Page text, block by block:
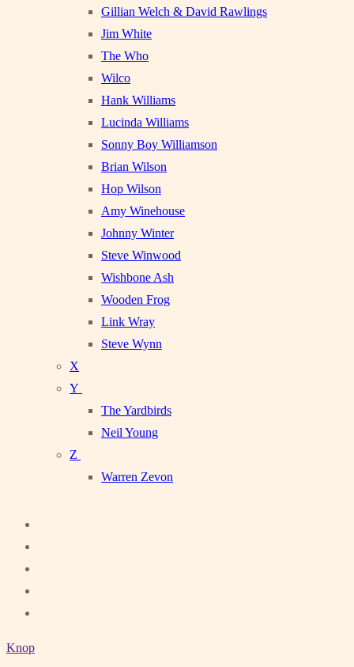
Gillian Welch & David Rawlings
Jim White
The Who
Wilco
Hank Williams
Lucinda Williams
Sonny Boy Williamson
Brian Wilson
Hop Wilson
Amy Winehouse
Johnny Winter
Steve Winwood
Wishbone Ash
Wooden Frog
Link Wray
Steve Wynn
X
Y
The Yardbirds
Neil Young
Z
Warren Zevon
Knop